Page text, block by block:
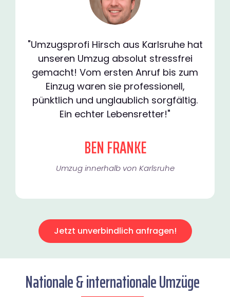
"Umzugsprofi Hirsch aus Karlsruhe hat
unseren Umzug absolut stressfrei
gemacht! Vom ersten Anruf bis zum
Einzug waren sie professionell,
pünktlich und unglaublich sorgfältig.
Ein echter Lebensretter!"
BEN FRANKE
Umzug innerhalb von Karlsruhe​
Jetzt unverbindlich anfragen!
Nationale & internationale Umzüge